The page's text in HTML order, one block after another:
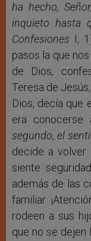
ha hecho,
inquieto hasta
Confesiones I,
pasos la que
de Dios,
Teresa de
Dios, decía que
era
segundo,el
decide a volver
siente
además de las
familiar.
rodeen a sus
que no se dejen